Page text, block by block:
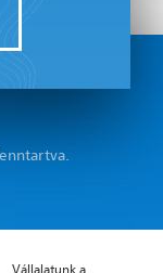
Vállalatunk a